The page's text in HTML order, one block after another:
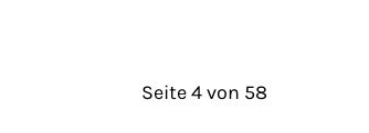
Seite 4 von 58